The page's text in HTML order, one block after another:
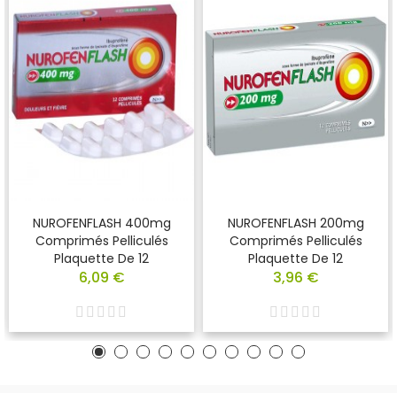
NUROFENFLASH 400mg
Comprimés Pelliculés
Plaquette De 12
6,09 €
NUROFENFLASH 200mg
Comprimés Pelliculés
Plaquette De 12
3,96 €